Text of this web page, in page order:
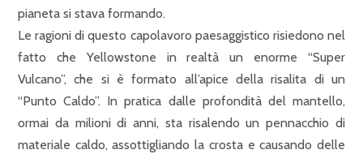
pianeta si stava formando.
Le ragioni di questo capolavoro paesaggistico risiedono nel
fatto che Yellowstone in realtà un enorme “Super
Vulcano”, che si è formato all’apice della risalita di un
“Punto Caldo”. In pratica dalle profondità del mantello,
ormai da milioni di anni, sta risalendo un pennacchio di
materiale caldo, assottigliando la crosta e causando delle